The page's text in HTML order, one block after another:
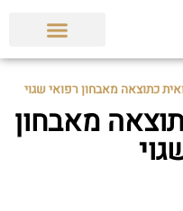
כתוצאה מאבחון רפואי שגוי
מאבחון